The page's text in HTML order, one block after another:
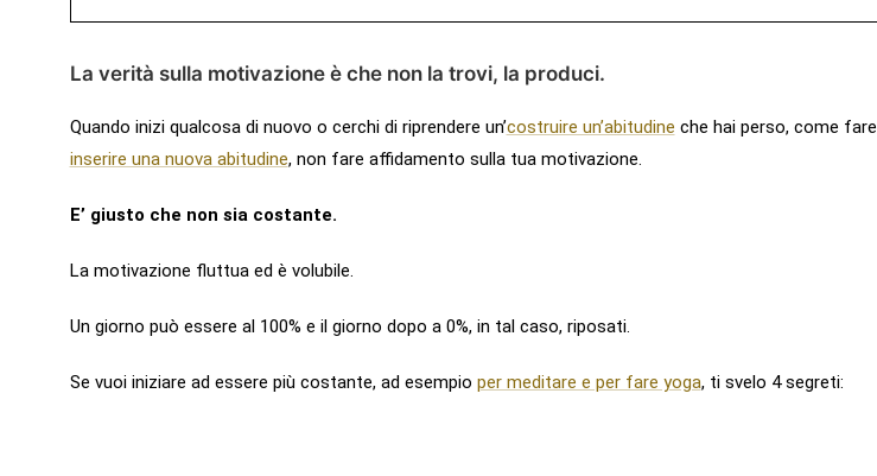
La verità sulla motivazione è che non la trovi, la produci.
Quando inizi qualcosa di nuovo o cerchi di riprendere un’costruire un’abitudine che hai perso, come fare
inserire una nuova abitudine, non fare affidamento sulla tua motivazione.
E’ giusto che non sia costante.
La motivazione fluttua ed è volubile.
Un giorno può essere al 100% e il giorno dopo a 0%, in tal caso, riposati.
Se vuoi iniziare ad essere più costante, ad esempio per meditare e per fare yoga, ti svelo 4 segreti: